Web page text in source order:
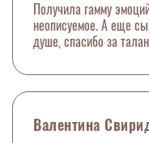
Получила гамму
неописуемое. А еще
душе, спасибо за
Валентина